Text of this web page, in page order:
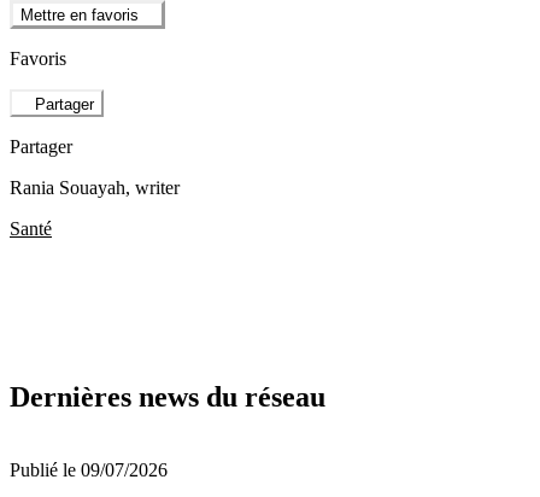
Mettre en favoris
Favoris
Partager
Partager
Rania Souayah, writer
Santé
Dernières news du réseau
Publié le 09/07/2026